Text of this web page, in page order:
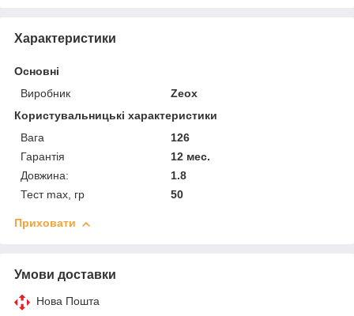
Характеристики
Основні
Виробник
Zeox
Користувальницькі характеристики
Вага
126
Гарантія
12 мес.
Довжина:
1.8
Тест max, гр
50
Приховати
Умови доставки
Нова Пошта